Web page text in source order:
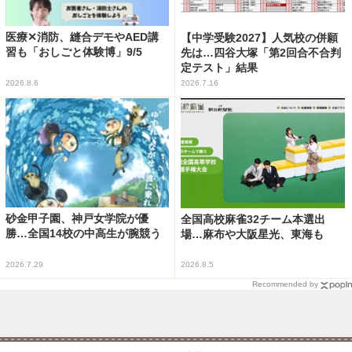
医療✕消防、縫合デモやAED講
習も「おしごと体験博」9/5
2026.8.6
【中学受験2027】人気校の併願
先は…四谷大塚「第2回合不合判
定テスト」結果
2026.7.16
砂金甲子園、神戸女学院が優
勝…全国14校の中高生が腕競う
2026.7.29
全国高校麻雀32チーム本選出
場…麻布や大阪星光、東海も
2026.8.5
Recommended by